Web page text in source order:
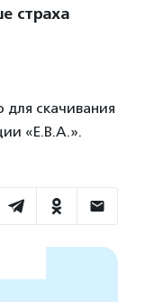
страха
скачивания
«Е.В.А.».